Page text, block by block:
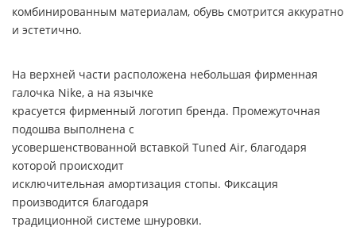
комбинированным материалам, обувь смотрится аккуратно
и эстетично.
На верхней части расположена небольшая фирменная
галочка Nike, а на язычке
красуется фирменный логотип бренда. Промежуточная
подошва выполнена с
усовершенствованной вставкой Tuned Air, благодаря
которой происходит
исключительная амортизация стопы. Фиксация
производится благодаря
традиционной системе шнуровки.